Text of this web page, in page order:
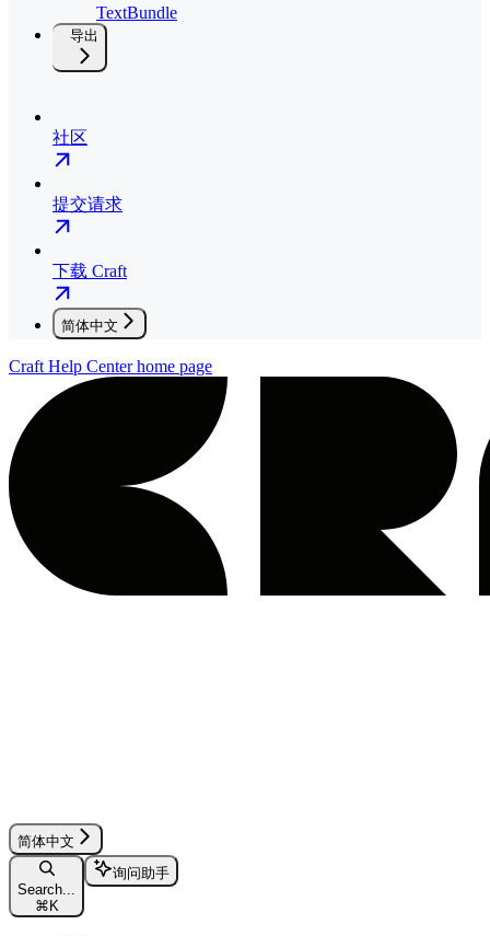
TextBundle
导出
社区
提交请求
下载 Craft
简体中文
Craft Help Centerhome page
简体中文
Search...
⌘K
询问助手